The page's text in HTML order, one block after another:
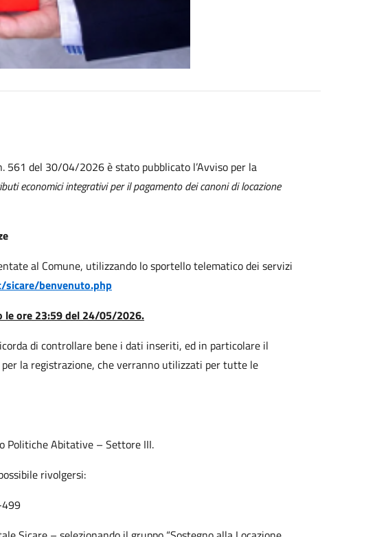
561 del 30/04/2026 è stato pubblicato l’Avviso per la
economici integrativi per il pagamento dei canoni di locazione
al Comune, utilizzando lo sportello telematico dei servizi
sicare/benvenuto.php
ore 23:59 del 24/05/2026.
di controllare bene i dati inseriti, ed in particolare il
la registrazione, che verranno utilizzati per tutte le
Politiche Abitative – Settore III.
rivolgersi: